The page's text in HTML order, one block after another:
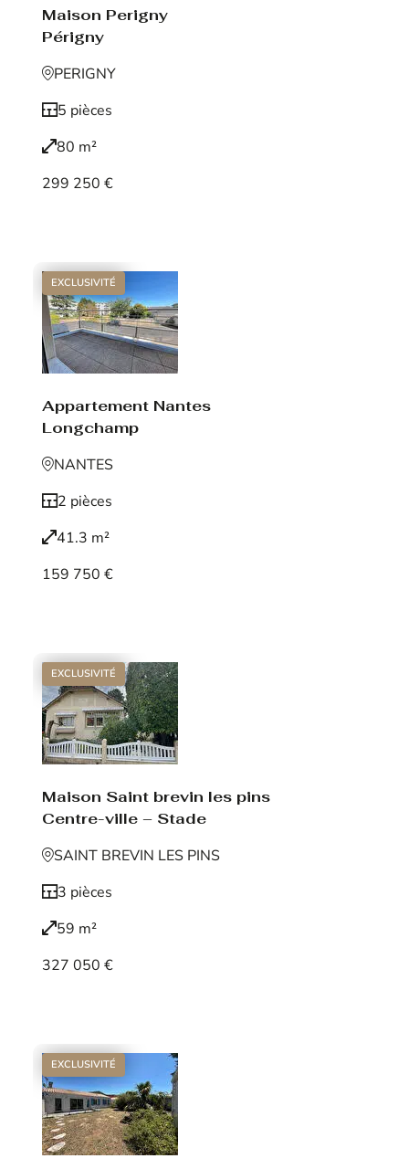
Maison Perigny
Périgny
PERIGNY
5 pièces
80 m²
299 250 €
EXCLUSIVITÉ
Appartement Nantes
Longchamp
NANTES
2 pièces
41.3 m²
159 750 €
EXCLUSIVITÉ
Maison Saint brevin les pins
Centre-ville – Stade
SAINT BREVIN LES PINS
3 pièces
59 m²
327 050 €
EXCLUSIVITÉ